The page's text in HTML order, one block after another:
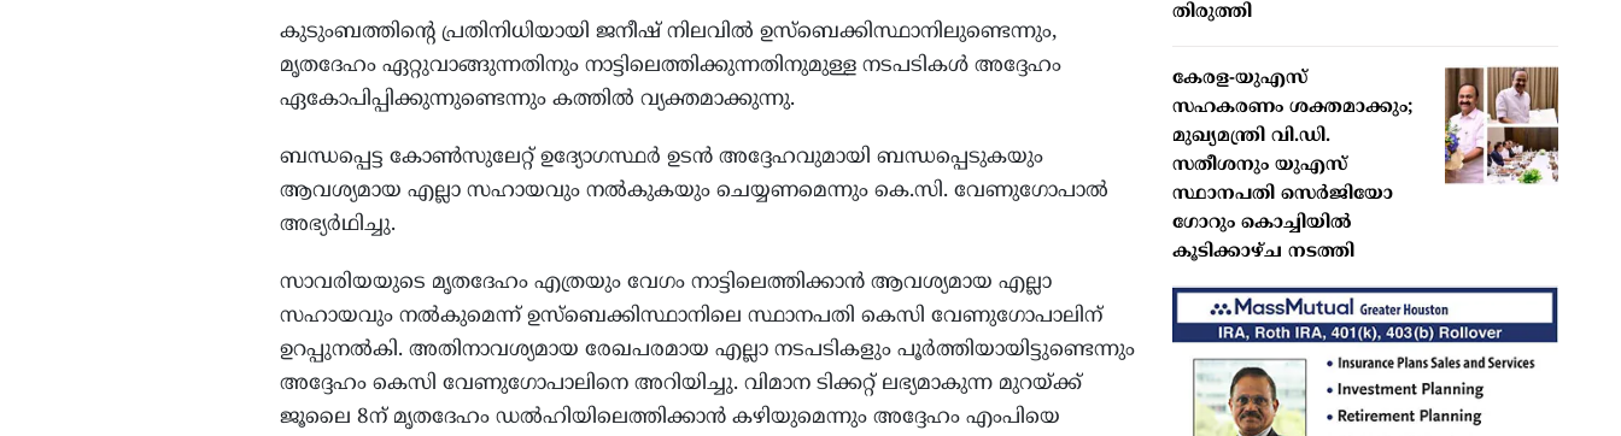
കുടുംബത്തിന്റെ പ്രതിനിധിയായി ജനീഷ് നിലവില്‍ ഉസ്‌ബെക്കിസ്ഥാനിലുണ്ടെന്നും,
മൃതദേഹം ഏറ്റുവാങ്ങുന്നതിനും നാട്ടിലെത്തിക്കുന്നതിനുമുള്ള നടപടികള്‍ അദ്ദേഹം
ഏകോപിപ്പിക്കുന്നുണ്ടെന്നും കത്തില്‍ വ്യക്തമാക്കുന്നു.
ബന്ധപ്പെട്ട കോണ്‍സുലേറ്റ് ഉദ്യോഗസ്ഥര്‍ ഉടന്‍ അദ്ദേഹവുമായി ബന്ധപ്പെടുകയും
ആവശ്യമായ എല്ലാ സഹായവും നല്‍കുകയും ചെയ്യണമെന്നും കെ.സി. വേണുഗോപാല്‍
അഭ്യര്‍ഥിച്ചു.
സാവരിയയുടെ മൃതദേഹം എത്രയും വേഗം നാട്ടിലെത്തിക്കാന്‍ ആവശ്യമായ എല്ലാ
സഹായവും നല്‍കുമെന്ന് ഉസ്‌ബെക്കിസ്ഥാനിലെ സ്ഥാനപതി കെസി വേണുഗോപാലിന്
ഉറപ്പുനല്‍കി. അതിനാവശ്യമായ രേഖപരമായ എല്ലാ നടപടികളും പൂര്‍ത്തിയായിട്ടുണ്ടെന്നും
അദ്ദേഹം കെസി വേണുഗോപാലിനെ അറിയിച്ചു. വിമാന ടിക്കറ്റ് ലഭ്യമാകുന്ന മുറയ്ക്ക്
ജൂലൈ 8ന് മൃതദേഹം ഡല്‍ഹിയിലെത്തിക്കാന്‍ കഴിയുമെന്നും അദ്ദേഹം എംപിയെ
തിരുത്തി
കേരള-യുഎസ്
സഹകരണം ശക്തമാക്കും;
മുഖ്യമന്ത്രി വി.ഡി.
സതീശനും യുഎസ്
സ്ഥാനപതി സെർജിയോ
ഗോറും കൊച്ചിയിൽ
കൂടിക്കാഴ്ച നടത്തി